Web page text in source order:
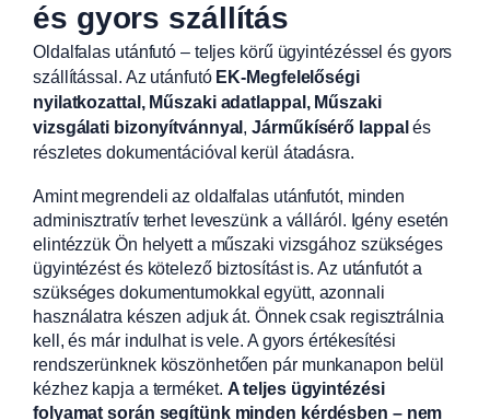
és gyors szállítás
Oldalfalas utánfutó – teljes körű ügyintézéssel és gyors
szállítással. Az utánfutó EK-Megfelelőségi
nyilatkozattal, Műszaki adatlappal, Műszaki
vizsgálati bizonyítvánnyal ,Járműkísérő lappal és
részletes dokumentációval kerül átadásra.
Amint megrendeli az oldalfalas utánfutót, minden
adminisztratív terhet leveszünk a válláról. Igény esetén
elintézzük Ön helyett a műszaki vizsgához szükséges
ügyintézést és kötelező biztosítást is. Az utánfutót a
szükséges dokumentumokkal együtt, azonnali
használatra készen adjuk át. Önnek csak regisztrálnia
kell, és már indulhat is vele. A gyors értékesítési
rendszerünknek köszönhetően pár munkanapon belül
kézhez kapja a terméket. A teljes ügyintézési
folyamat során segítünk minden kérdésben – nem